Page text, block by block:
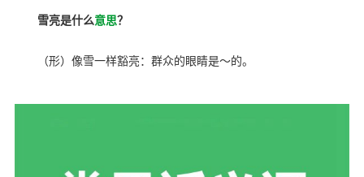
雪亮是什么意思？
（形）像雪一样豁亮：群众的眼睛是～的。